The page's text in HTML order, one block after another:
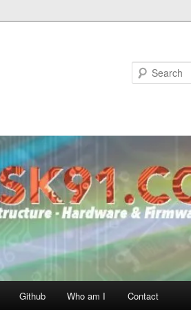
Github Who am I Contact